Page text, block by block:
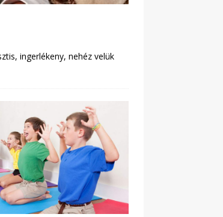
ingerlékeny, nehéz velük